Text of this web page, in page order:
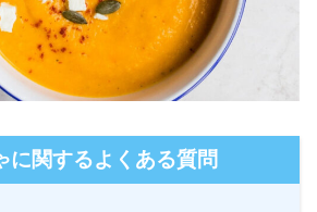
に関するよくある質問